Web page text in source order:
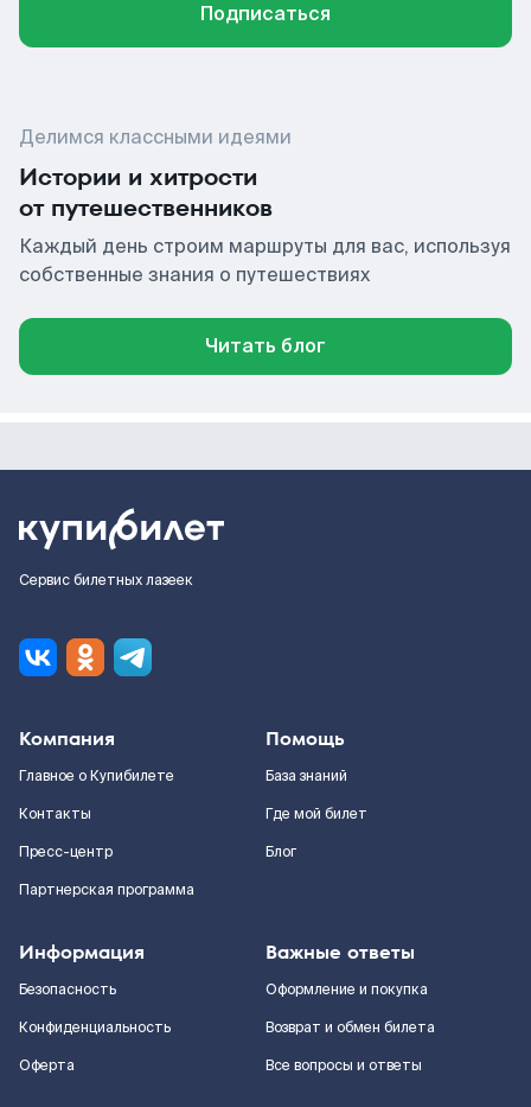
Подписаться
Делимся классными идеями
Истории и хитрости
от путешественников
Каждый день строим маршруты для вас, используя
собственные знания о путешествиях
Читать блог
Сервис билетных лазеек
Компания
Главное о Купибилете
Контакты
Пресс-центр
Партнерская программа
Помощь
База знаний
Где мой билет
Блог
Информация
Безопасность
Конфиденциальность
Оферта
Важные ответы
Оформление и покупка
Возврат и обмен билета
Все вопросы и ответы